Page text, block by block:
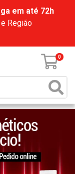
em até 72h
Região
0